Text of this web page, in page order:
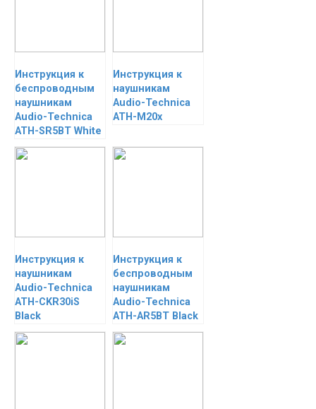
Инструкция к
беспроводным
наушникам
Audio-Technica
ATH-SR5BT White
Инструкция к
наушникам
Audio-Technica
ATH-M20x
Инструкция к
наушникам
Audio-Technica
ATH-CKR30iS
Black
Инструкция к
беспроводным
наушникам
Audio-Technica
ATH-AR5BT Black